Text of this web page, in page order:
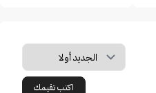
اكتب تقيمك